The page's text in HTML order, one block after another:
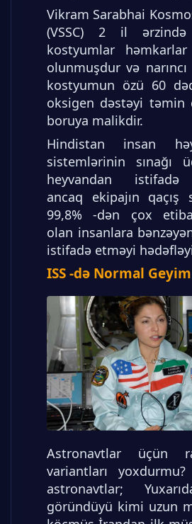
Vikram Sarabhai
(VSSC) 2 il ərzində
kostyumlar
olunmuşdur və
kostyumun özü 60
oksigen dəstəyi
boruya malikdir.
Hindistan insan
sistemlərinin sınağı
heyvandan istifadə
ancaq ekipajın qaçış
99,8% -dən çox
olan insanlara
istifadə etməyi
ISS -də Normal Geyim
Astronavtlar üçün
variantları
astronavtlar;
göründüyü kimi uzun